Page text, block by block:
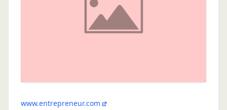
www.entrepreneur.com